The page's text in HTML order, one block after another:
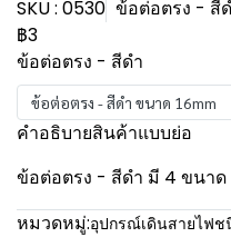
SKU : 0530 ข้อต่อตรง - สี
฿3
ข้อต่อตรง - สีดำ
ข้อต่อตรง - สีดำ ขนาด 16mm
คำอธิบายสินค้าแบบย่อ
ข้อต่อตรง - สีดำ มี 4 ขนา
หมวดหมู่:อุปกรณ์เดินสายไฟช